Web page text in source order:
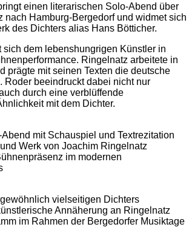
einen literarischen Solo-Abend über
nach Hamburg-Bergedorf und widmet sich
des Dichters alias Hans Bötticher.
sich dem lebenshungrigen Künstler in
Ringelnatz arbeitete in
prägte mit seinen Texten die deutsche
Roder beeindruckt dabei nicht nur
durch eine verblüffende
mit dem Dichter.
mit Schauspiel und Textrezitation
Werk von Joachim Ringelnatz
im modernen
vielseitigen Dichters
Annäherung an Ringelnatz
im Rahmen der Bergedorfer Musiktage